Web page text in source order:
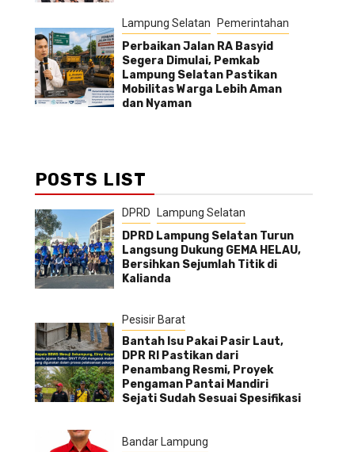
Lampung Selatan Pemerintahan
Perbaikan Jalan RA Basyid
Segera Dimulai, Pemkab
Lampung Selatan Pastikan
Mobilitas Warga Lebih Aman
dan Nyaman
POSTS LIST
DPRD Lampung Selatan
DPRD Lampung Selatan Turun
Langsung Dukung GEMA HELAU,
Bersihkan Sejumlah Titik di
Kalianda
Pesisir Barat
Bantah Isu Pakai Pasir Laut,
DPR RI Pastikan dari
Penambang Resmi, Proyek
Pengaman Pantai Mandiri
Sejati Sudah Sesuai Spesifikasi
Bandar Lampung